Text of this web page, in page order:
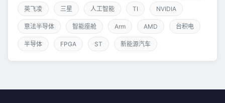
英飞凌 三星 人工智能 TI NVIDIA
意法半导体 智能座舱 Arm AMD 台积电
半导体 FPGA ST 新能源汽车